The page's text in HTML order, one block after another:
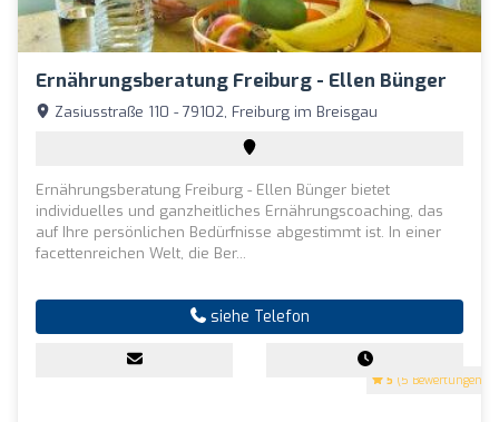
Ernährungsberatung Freiburg - Ellen Bünger
5 (5 Bewertungen)
Zasiusstraße 110 - 79102, Freiburg im Breisgau
Ernährungsberatung Freiburg - Ellen Bünger bietet
individuelles und ganzheitliches Ernährungscoaching, das
auf Ihre persönlichen Bedürfnisse abgestimmt ist. In einer
facettenreichen Welt, die Ber...
siehe Telefon